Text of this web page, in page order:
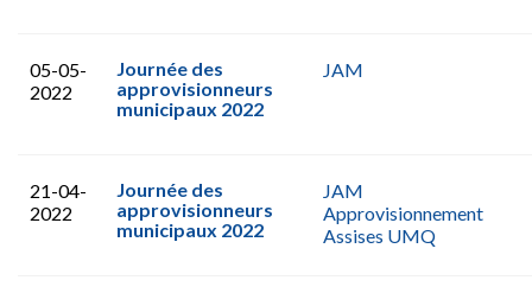
05-05-
2022
Journée des
approvisionneurs
municipaux 2022
JAM
21-04-
2022
Journée des
approvisionneurs
municipaux 2022
JAM
Approvisionnement
Assises UMQ